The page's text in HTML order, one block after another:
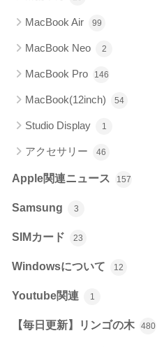
MacBook Air 99
MacBook Neo 2
MacBook Pro 146
MacBook(12inch) 54
Studio Display 1
アクセサリー 46
Apple関連ニュース 157
Samsung 3
SIMカード 23
Windowsについて 12
Youtube関連 1
【毎日更新】リンゴの木 480